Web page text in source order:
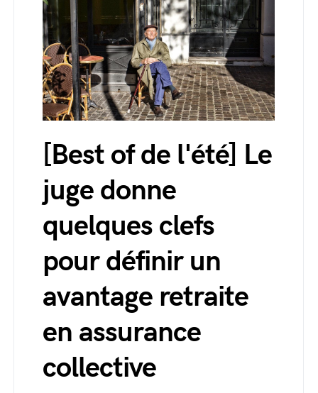
[Best of de l'été] Le
juge donne
quelques clefs
pour définir un
avantage retraite
en assurance
collective